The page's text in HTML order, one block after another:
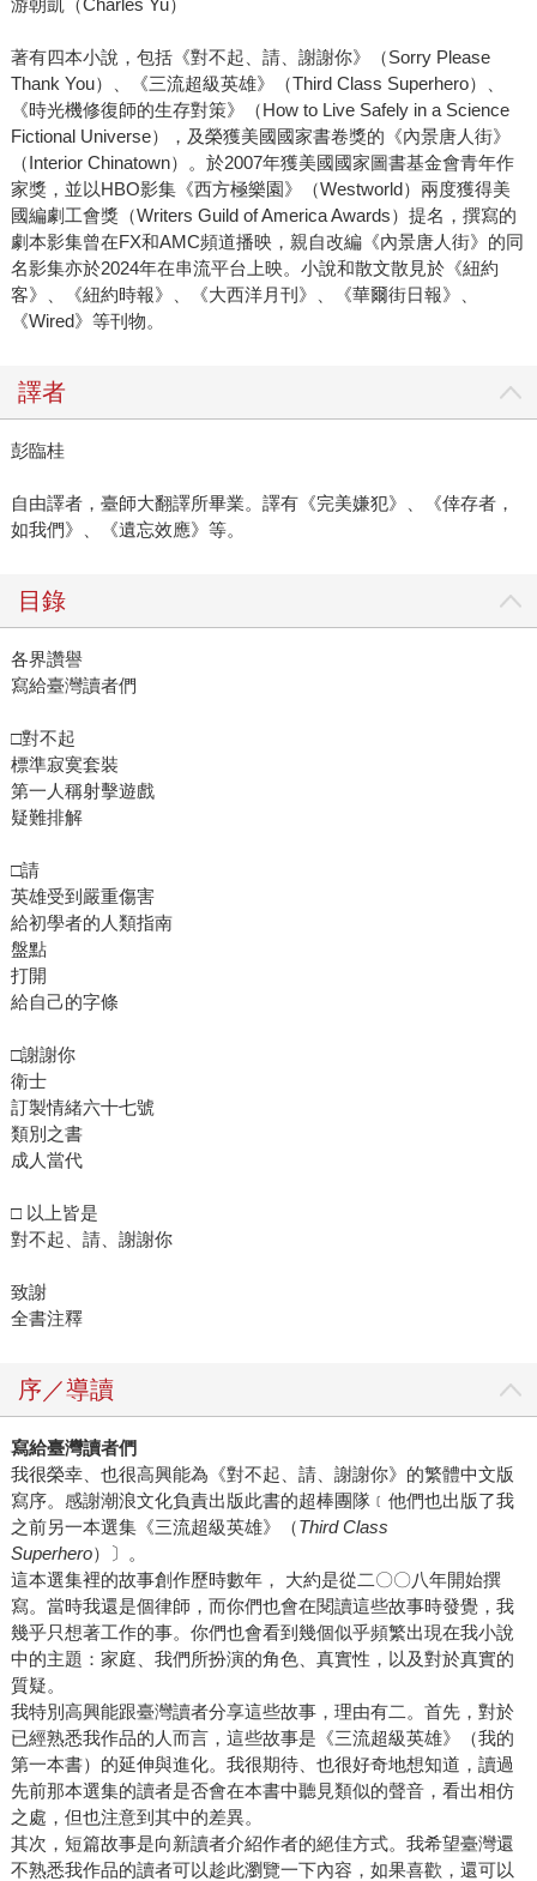
游朝凱（Charles Yu）
著有四本小說，包括《對不起、請、謝謝你》（Sorry Please
Thank You）、《三流超級英雄》（Third Class Superhero）、
《時光機修復師的生存對策》（How to Live Safely in a Science
Fictional Universe），及榮獲美國國家書卷獎的《內景唐人街》
（Interior Chinatown）。於2007年獲美國國家圖書基金會青年作
家獎，並以HBO影集《西方極樂園》（Westworld）兩度獲得美
國編劇工會獎（Writers Guild of America Awards）提名，撰寫的
劇本影集曾在FX和AMC頻道播映，親自改編《內景唐人街》的同
名影集亦於2024年在串流平台上映。小說和散文散見於《紐約
客》、《紐約時報》、《大西洋月刊》、《華爾街日報》、
《Wired》等刊物。
譯者
彭臨桂
自由譯者，臺師大翻譯所畢業。譯有《完美嫌犯》、《倖存者，
如我們》、《遺忘效應》等。
目錄
各界讚譽
寫給臺灣讀者們
□對不起
標準寂寞套裝
第一人稱射擊遊戲
疑難排解
□請
英雄受到嚴重傷害
給初學者的人類指南
盤點
打開
給自己的字條
□謝謝你
衛士
訂製情緒六十七號
類別之書
成人當代
□ 以上皆是
對不起、請、謝謝你
致謝
全書注釋
序／導讀
寫給臺灣讀者們
我很榮幸、也很高興能為《對不起、請、謝謝你》的繁體中文版
寫序。感謝潮浪文化負責出版此書的超棒團隊﹝他們也出版了我
之前另一本選集《三流超級英雄》（Third Class
Superhero）〕。
這本選集裡的故事創作歷時數年， 大約是從二〇〇八年開始撰
寫。當時我還是個律師，而你們也會在閱讀這些故事時發覺，我
幾乎只想著工作的事。你們也會看到幾個似乎頻繁出現在我小說
中的主題：家庭、我們所扮演的角色、真實性，以及對於真實的
質疑。
我特別高興能跟臺灣讀者分享這些故事，理由有二。首先，對於
已經熟悉我作品的人而言，這些故事是《三流超級英雄》（我的
第一本書）的延伸與進化。我很期待、也很好奇地想知道，讀過
先前那本選集的讀者是否會在本書中聽見類似的聲音，看出相仿
之處，但也注意到其中的差異。
其次，短篇故事是向新讀者介紹作者的絕佳方式。我希望臺灣還
不熟悉我作品的讀者可以趁此瀏覽一下內容，如果喜歡，還可以